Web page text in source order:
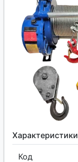
Характеристики
Код